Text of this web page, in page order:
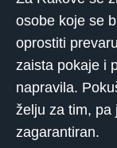
osobe koje se
oprostiti
zaista pokaje i
napravila.
želju za tim, pa
zagarantiran.